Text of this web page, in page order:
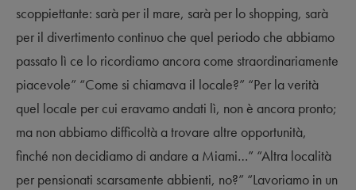
scoppiettante: sarà per il mare, sarà per lo shopping, sarà
per il divertimento continuo che quel periodo che abbiamo
passato lì ce lo ricordiamo ancora come straordinariamente
piacevole” “Come si chiamava il locale?” “Per la verità
quel locale per cui eravamo andati lì, non è ancora pronto;
ma non abbiamo difficoltà a trovare altre opportunità,
finché non decidiamo di andare a Miami…” “Altra località
per pensionati scarsamente abbienti, no?” “Lavoriamo in un